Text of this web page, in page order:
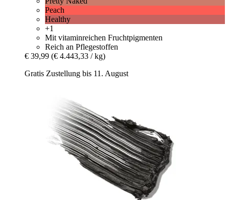
Peach
Healthy
+1
Mit vitaminreichen Fruchtpigmenten
Reich an Pflegestoffen
€ 39,99 (€ 4.443,33 / kg)
Gratis Zustellung bis 11. August